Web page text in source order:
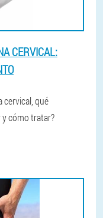
CERVICAL:
cervical, qué
cómo tratar?